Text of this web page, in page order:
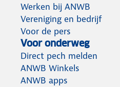
Werken bij ANWB
Vereniging en bedrijf
Voor de pers
Voor onderweg
Direct pech melden
ANWB Winkels
ANWB apps